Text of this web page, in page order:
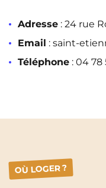
Adresse : 24 rue
Email : saint-
Téléphone : 04 78
OÙ LOGER ?